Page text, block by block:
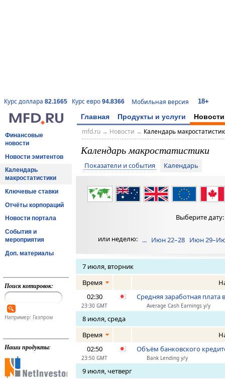
Курс доллара 82.1665 Курс евро 94.8366 Мобильная версия 18+
Главная Продукты и услуги Новости
Финансовые
новости
Новости эмитентов
Календарь
макростатистики
Ключевые ставки
Отчёты корпораций
Новости портала
События и
мероприятия
Доп. материалы
Поиск котировок:
Например: Газпром
Наши продукты:
mfd.ru→ Новости → Календарь
Календарь макростатистики
Показатели и события Календарь
Выберите
или неделю: ... Июн 22–28 Июн
7 июля, вторник
Время
02:30
23:30 GMT
Средняя заработная плата
Average Cash Earnings y/y
8 июля, среда
Время
02:50
23:50 GMT
Объём банковского
Bank Lending y/y
9 июля, четверг